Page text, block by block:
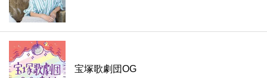
宝塚歌劇団OG